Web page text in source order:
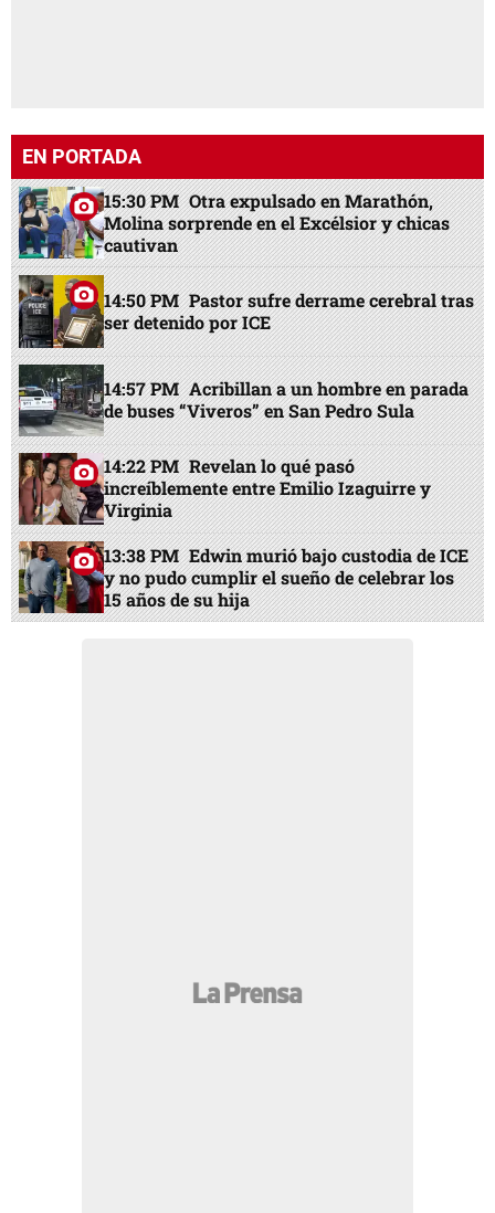
EN PORTADA
15:30 PM Otra expulsado en Marathón,
Molina sorprende en el Excélsior y chicas
cautivan
14:50 PM Pastor sufre derrame cerebral tras
ser detenido por ICE
14:57 PM Acribillan a un hombre en parada
de buses “Viveros” en San Pedro Sula
14:22 PM Revelan lo qué pasó
increíblemente entre Emilio Izaguirre y
Virginia
13:38 PM Edwin murió bajo custodia de ICE
y no pudo cumplir el sueño de celebrar los
15 años de su hija